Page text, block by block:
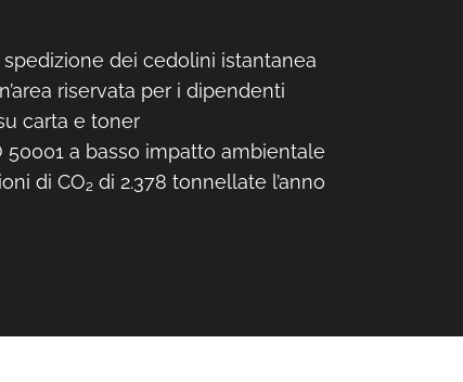
dei cedolini istantanea
riservata per i dipendenti
carta e toner
50001 a basso impatto ambientale
di CO₂ di 2.378 tonnellate l’anno